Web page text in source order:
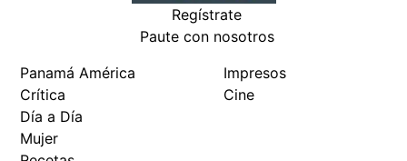
Paute con nosotros
Crítica
Día a Día
Mujer
Recetas
Cine